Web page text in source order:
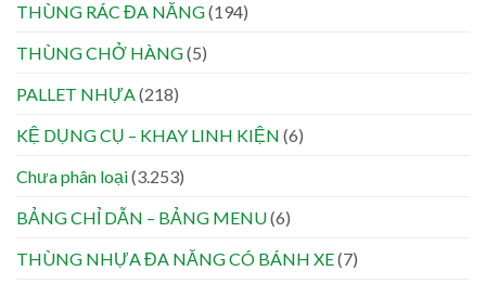
THÙNG RÁC ĐA NĂNG(194)
THÙNG CHỞ HÀNG(5)
PALLET NHỰA(218)
KỆ DỤNG CỤ – KHAY LINH KIỆN (6)
Chưa phân loại(3.253)
BẢNG CHỈ DẪN – BẢNG MENU(6)
THÙNG NHỰA ĐA NĂNG CÓ BÁNH XE(7)